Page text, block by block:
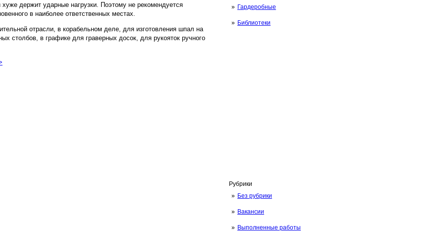
Гардеробные
Библиотеки
Рубрики
Без рубрики
Вакансии
Выполненные работы
держит ударные нагрузки. Поэтому не рекомендуется
в наиболее ответственных местах.
отрасли, в корабельном деле, для изготовления шпал на
столбов, в графике для граверных досок, для рукояток ручного